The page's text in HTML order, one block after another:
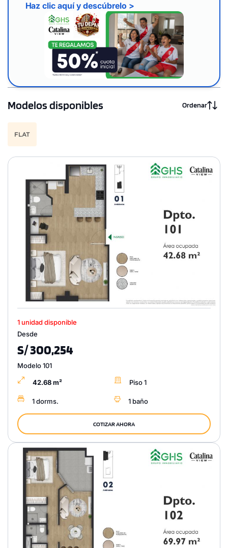
Haz clic aquí y descúbrelo >
Modelos disponibles Ordenar
FLAT
1 unidad disponible
Desde
S/ 300,254
Modelo 101
42.68 m² Piso 1
1 dorms. 1 baño
COTIZAR AHORA